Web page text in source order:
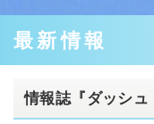
最新情報
情報誌『ダッシ